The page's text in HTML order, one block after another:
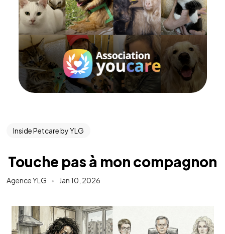
Inside Petcare by YLG
Touche pas à mon compagnon
Agence YLG Jan 10, 2026